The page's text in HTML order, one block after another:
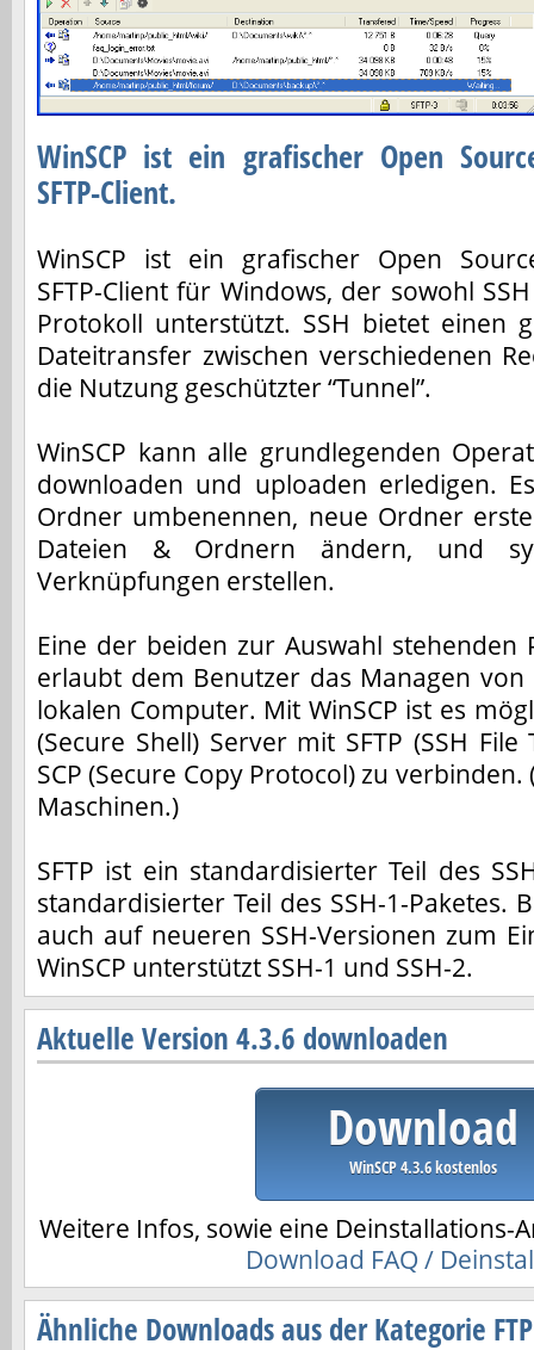
WinSCP ist ein grafischer Open
SFTP-Client.
WinSCP ist ein grafischer Open
SFTP-Client für Windows, der sowohl
Protokoll unterstützt. SSH bietet einen
Dateitransfer zwischen verschiedenen
die Nutzung geschützter “Tunnel”.
WinSCP kann alle grundlegenden
downloaden und uploaden erledigen.
Ordner umbenennen, neue Ordner
Dateien & Ordnern ändern, und
Verknüpfungen erstellen.
Eine der beiden zur Auswahl stehenden
erlaubt dem Benutzer das Managen
lokalen Computer. Mit WinSCP ist es
(Secure Shell) Server mit SFTP (SSH
SCP (Secure Copy Protocol) zu
Maschinen.)
SFTP ist ein standardisierter Teil des
standardisierter Teil des SSH-1-Paketes.
auch auf neueren SSH-Versionen zum
WinSCP unterstützt SSH-1 und SSH-2.
Aktuelle Version 4.3.6 downloaden
Download
WinSCP 4.3.6 kostenlos
Weitere Infos, sowie eine Deinstallations-
Download FAQ /
Ähnliche Downloads aus der Kategorie